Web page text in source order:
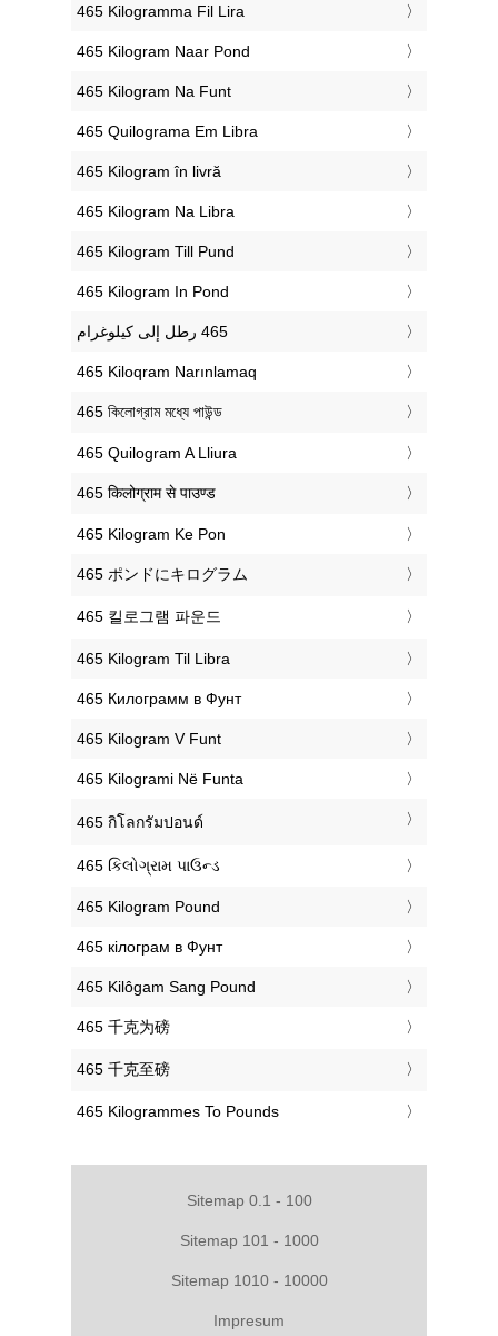
‎465 Kilogramma Fil Lira
‎465 Kilogram Naar Pond
‎465 Kilogram Na Funt
‎465 Quilograma Em Libra
‎465 Kilogram în livră
‎465 Kilogram Na Libra
‎465 Kilogram Till Pund
‎465 Kilogram In Pond
‎465 Kiloqram Narınlamaq
‎465 কিলোগ্রাম মধ্যে পাউন্ড
‎465 Quilogram A Lliura
‎465 किलोग्राम से पाउण्ड
‎465 Kilogram Ke Pon
‎465 ポンドにキログラム
‎465 킬로그램 파운드
‎465 Kilogram Til Libra
‎465 Килограмм в Фунт
‎465 Kilogram V Funt
‎465 Kilogrami Në Funta
‎465 กิโลกรัมปอนด์
‎465 કિલોગ્રામ પાઉન્ડ
‎465 Kilogram Pound
‎465 кілограм в Фунт
‎465 Kilôgam Sang Pound
‎465 千克为磅
‎465 千克至磅
‎465 Kilogrammes To Pounds
Sitemap 0.1 - 100
Sitemap 101 - 1000
Sitemap 1010 - 10000
Impresum